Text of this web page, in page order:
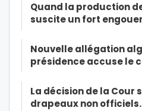
Quand la production
suscite un fort
Nouvelle allégation
présidence accuse le
La décision de la Cour
drapeaux non